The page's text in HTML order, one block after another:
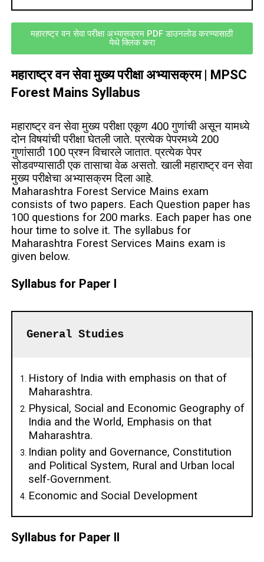
महाराष्ट्र वन सेवा परीक्षा अभ्यासक्रम PDF डाउनलोड करण्यासाठी
येथे क्लिक करा
महाराष्ट्र वन सेवा मुख्य परीक्षा अभ्यासक्रम
| MPSC
Forest Mains Syllabus
महाराष्ट्र वन सेवा मुख्य परीक्षा एकूण 400 गुणांची असून यामध्ये
दोन विषयांची परीक्षा घेतली जाते. प्रत्येक पेपरमध्ये 200
गुणांसाठी 100 प्रश्न विचारले जातात. प्रत्येक पेपर
सोडवण्यासाठी एक तासाचा वेळ असतो. खाली महाराष्ट्र वन सेवा
मुख्य परीक्षेचा अभ्यासक्रम दिला आहे.
Maharashtra Forest Service Mains exam
consists of two papers. Each Question paper has
100 questions for 200 marks. Each paper has one
hour time to solve it. The syllabus for
Maharashtra Forest Services Mains exam is
given below.
Syllabus for Paper I
General Studies
History of India with emphasis on that of
Maharashtra.
Physical, Social and Economic Geography of
India and the World, Emphasis on that
Maharashtra.
Indian polity and Governance, Constitution
and Political System, Rural and Urban local
self-Government.
Economic and Social Development
Syllabus for Paper II